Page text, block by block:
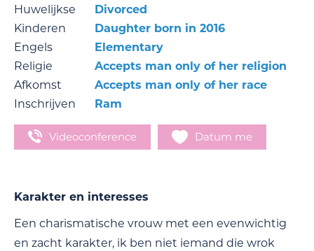
Huwelijkse
Divorced
Kinderen
Daughter born in 2016
Engels
Elementary
Religie
Accepts man only of her religion
Afkomst
Accepts man only of her race
Inschrijven
Ram
Videoconference Datum me
Karakter en interesses
Een charismatische vrouw met een evenwichtig
en zacht karakter, ik ben niet iemand die wrok